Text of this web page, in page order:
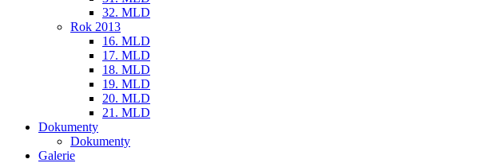
32. MLD
Rok 2013
16. MLD
17. MLD
18. MLD
19. MLD
20. MLD
21. MLD
Dokumenty
Dokumenty
Galerie